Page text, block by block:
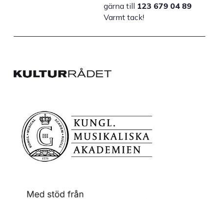
gärna till 123 679 04 89
Varmt tack!